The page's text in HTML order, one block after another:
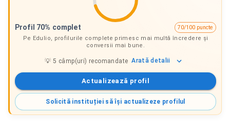
Profil 70% complet
70/100 puncte
Pe Edulio, profilurile complete primesc mai multă încredere și
conversii mai bune.
💡5 câmp(uri) recomandate Arată detalii
Actualizează profil
Solicită instituției să își actualizeze profilul